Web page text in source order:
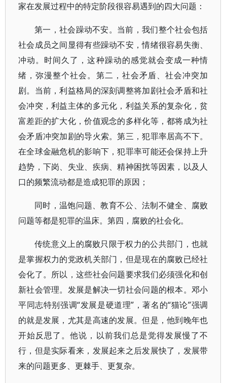
家在发展过程中的特定阶段很容易遇到的四大问题：
第一，社会躁动不安。当前，我们整个社会包括
社会成员之间显得有些躁动不安，情绪很容易失衡、
冲动。时间久了，这种躁动的感觉就会变成一种情
绪，弥漫整个社会。第二，社会矛盾、社会冲突加
剧。当前，利益格局的深刻调整将加剧社会矛盾和社
会冲突，利益主体的多元化，利益关系的复杂化，贫
富差距的扩大化，价值观念的多样化等，都将成为社
会矛盾冲突加剧的导火索。第三，犯罪率居高不下。
在全球金融危机的影响下，犯罪率可能还会保持上升
趋势，下岗、失业、疾病、精神困扰等因素，以及人
口的频繁流动都是造成犯罪的原因；
同时，温饱问题、教育不公、法制不健全、腐败
问题等都是犯罪的温床。第四，腐败的社会化。
传统意义上的腐败只限于权力的公共部门，也就
是掌握权力的党政机关部门，但是现在的腐败已经社
会化了。所以，这些社会问题要求我们必须强化和创
新社会管理。发展是解决一切社会问题的根本。邓小
平同志特别强调“发展是硬道理”，著名的“猫论”强调
的就是发展，尤其是高速的发展。但是，他到晚年也
开始反思了。他说，以前我们总是觉得发展慢了不
行，但是实际看来，发展起来之后发展快了，发展带
来的问题更多、更棘手、更复杂。